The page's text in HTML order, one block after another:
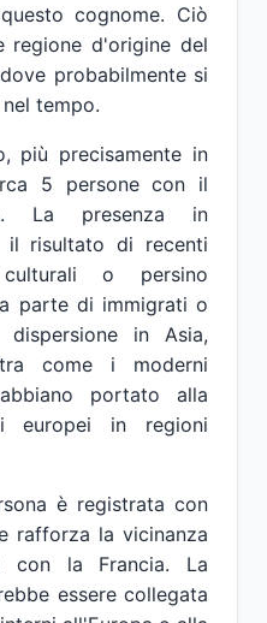
cognome. Ciò
regione d'origine del
probabilmente si
tempo.
più precisamente in
5 persone con il
La presenza in
il risultato di recenti
o persino
parte di immigrati o
in Asia,
come i moderni
portato alla
europei in regioni
è registrata con
rafforza la vicinanza
con la Francia. La
essere collegata